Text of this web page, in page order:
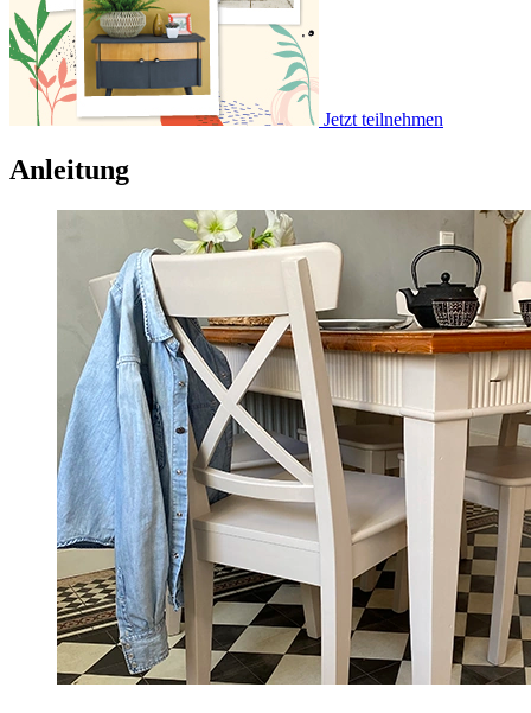
Jetzt teilnehmen
Anleitung